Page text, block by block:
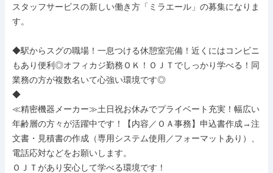
スタッフサービスの新しい働き方「ミラエール」の募集になりま
す。
◆駅からスグの職場！一息つける休憩室完備！近くにはコンビニ
もあり便利◎オフィカジ勤務ＯＫ！ＯＪＴでしっかり学べる！同
業務の方が複数名いて心強い環境です◎
◆
≪精密機器メーカー≫土日祝お休みでプライベート充実！幅広い
年齢層の方々が活躍中です！【内容／ＯＡ事務】申込書作成→注
文書・見積書の作成（専用システム使用／フォーマットあり）、
電話応対などをお願いします。
ＯＪＴがあり安心して学べる環境です！